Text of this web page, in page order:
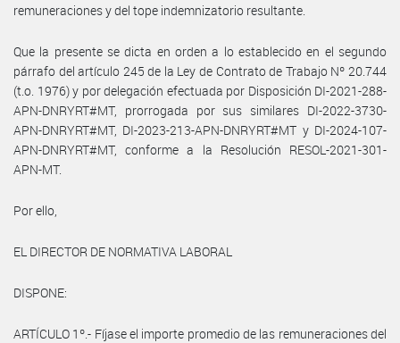
remuneraciones y del tope indemnizatorio resultante.
Que la presente se dicta en orden a lo establecido en el segundo
párrafo del artículo 245 de la Ley de Contrato de Trabajo Nº 20.744
(t.o. 1976) y por delegación efectuada por Disposición DI-2021-288-
APN-DNRYRT#MT, prorrogada por sus similares DI-2022-3730-
APN-DNRYRT#MT, DI-2023-213-APN-DNRYRT#MT y DI-2024-107-
APN-DNRYRT#MT, conforme a la Resolución RESOL-2021-301-
APN-MT.
Por ello,
EL DIRECTOR DE NORMATIVA LABORAL
DISPONE:
ARTÍCULO 1º.- Fíjase el importe promedio de las remuneraciones del